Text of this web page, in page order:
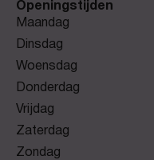
Openingstijden
Maandag
Dinsdag
Woensdag
Donderdag
Vrijdag
Zaterdag
Zondag